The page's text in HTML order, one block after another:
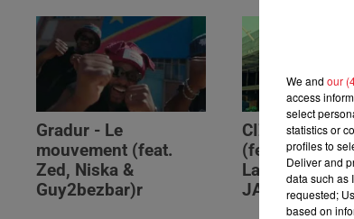
Gradur - Le
mouvement (feat.
Zed, Niska &
Guy2bezbar)r
CIZA - Isaka
(feat. Tems,
Lay,
JAZZWRLD)
We and our
access
select
statistics or
profiles to
Deliver and
data such as
requested;
based on